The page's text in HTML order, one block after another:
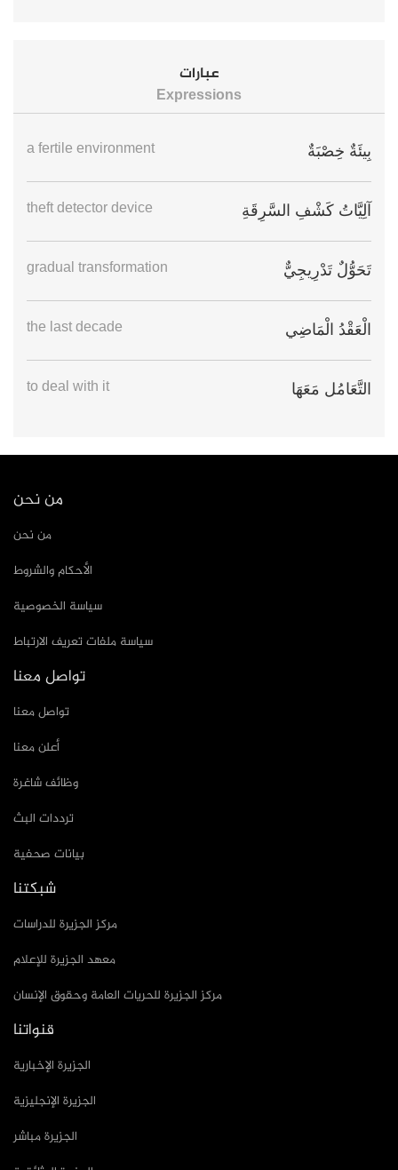
عبارات
Expressions
بِيئَةٌ خِصْبَةٌ a fertile environment
آلِيَّاتُ كَشْفِ السَّرِقَةِ theft detector device
تَحَوُّلٌ تَدْرِيجِيٌّ gradual transformation
الْعَقْدُ الْمَاضِي the last decade
التَّعَامُل مَعَهَا to deal with it
من نحن
من نحن
الأحكام والشروط
سياسة الخصوصية
سياسة ملفات تعريف الارتباط
تواصل معنا
تواصل معنا
أعلن معنا
وظائف شاغرة
ترددات البث
بيانات صحفية
شبكتنا
مركز الجزيرة للدراسات
معهد الجزيرة للإعلام
مركز الجزيرة للحريات العامة وحقوق الإنسان
قنواتنا
الجزيرة الإخبارية
الجزيرة الإنجليزية
الجزيرة مباشر